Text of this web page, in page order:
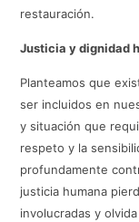
restauración.
Justicia y dignidad
Planteamos que
ser incluidos en
y situación que
respeto y la
profundamente
justicia humana
involucradas y